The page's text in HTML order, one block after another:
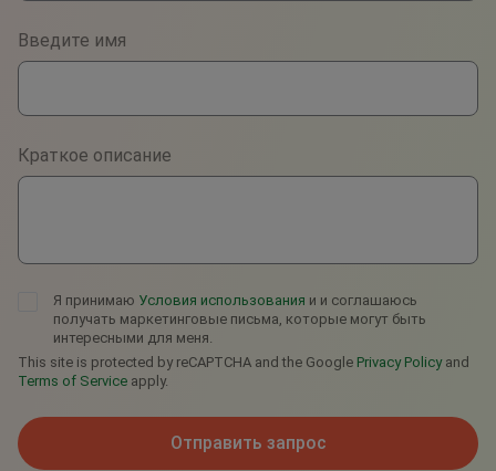
WhatsApp
Viber
Telegram
Введите имя
Краткое описание
Я принимаю Условия использования и и соглашаюсь
получать маркетинговые письма, которые могут быть
интересными для меня.
This site is protected by reCAPTCHA and the Google Privacy Policyand
Terms of Service apply.
Отправить запрос